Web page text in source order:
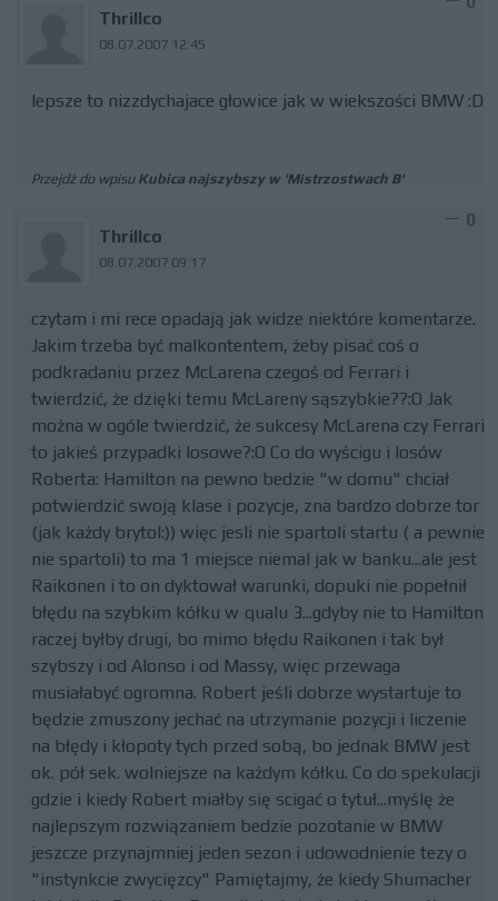
Thrillco
08.07.2007 12:45
lepsze to nizzdychajace głowice jak w wiekszości BMW :D
Przejdź do wpisu Kubica najszybszy w 'Mistrzostwach B'
Thrillco
08.07.2007 09:17
0
czytam i mi rece opadają jak widze niektóre komentarze.
Jakim trzeba być malkontentem, żeby pisać coś o
podkradaniu przez McLarena czegoś od Ferrari i
twierdzić, że dzięki temu McLareny sąszybkie??:O Jak
można w ogóle twierdzić, że sukcesy McLarena czy Ferrari
to jakieś przypadki losowe?:O Co do wyścigu i losów
Roberta: Hamilton na pewno bedzie "w domu" chciał
potwierdzić swoją klase i pozycje, zna bardzo dobrze tor
(jak każdy brytol:)) więc jesli nie spartoli startu ( a pewnie
nie spartoli) to ma 1 miejsce niemal jak w banku...ale jest
Raikonen i to on dyktował warunki, dopuki nie popełnił
błędu na szybkim kółku w qualu 3...gdyby nie to Hamilton
raczej byłby drugi, bo mimo błędu Raikonen i tak był
szybszy i od Alonso i od Massy, więc przewaga
musiałabyć ogromna. Robert jeśli dobrze wystartuje to
będzie zmuszony jechać na utrzymanie pozycji i liczenie
na błędy i kłopoty tych przed sobą, bo jednak BMW jest
ok. pół sek. wolniejsze na każdym kółku. Co do spekulacji
gdzie i kiedy Robert miałby się scigać o tytuł...myślę że
najlepszym rozwiązaniem bedzie pozotanie w BMW
jeszcze przynajmniej jeden sezon i udowodnienie tezy o
"instynkcie zwycięzcy" Pamiętajmy, że kiedy Shumacher